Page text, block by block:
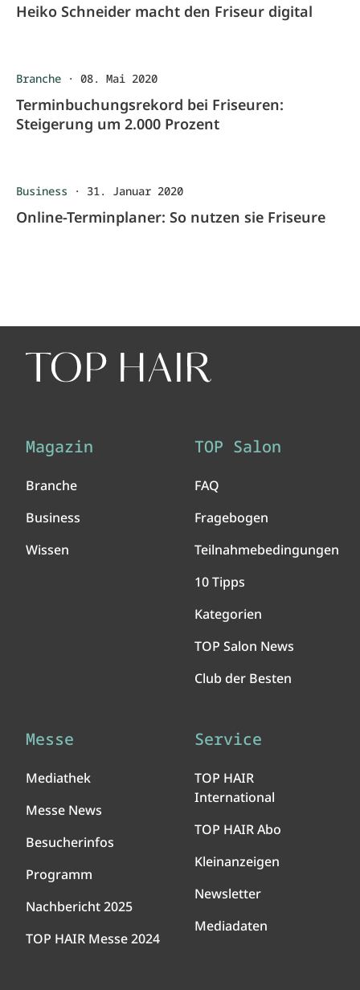
Heiko Schneider macht den Friseur digital
Branche · 08. Mai 2020
Terminbuchungsrekord bei Friseuren:
Steigerung um 2.000 Prozent
Business · 31. Januar 2020
Online-Terminplaner: So nutzen sie Friseure
Magazin
Branche
Business
Wissen
TOP Salon
FAQ
Fragebogen
Teilnahmebedingungen
10 Tipps
Kategorien
TOP Salon News
Club der Besten
Messe
Mediathek
Messe News
Besucherinfos
Programm
Nachbericht 2025
TOP HAIR Messe 2024
Service
TOP HAIR
International
TOP HAIR Abo
Kleinanzeigen
Newsletter
Mediadaten